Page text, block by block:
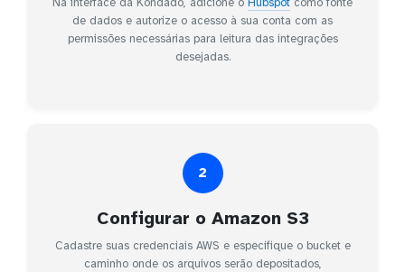
de dados e autorize o acesso à sua conta com as
permissões necessárias para leitura das integrações
desejadas.
2
Configurar o Amazon S3
Cadastre suas credenciais AWS e especifique o bucket e
caminho onde os arquivos serão depositados,